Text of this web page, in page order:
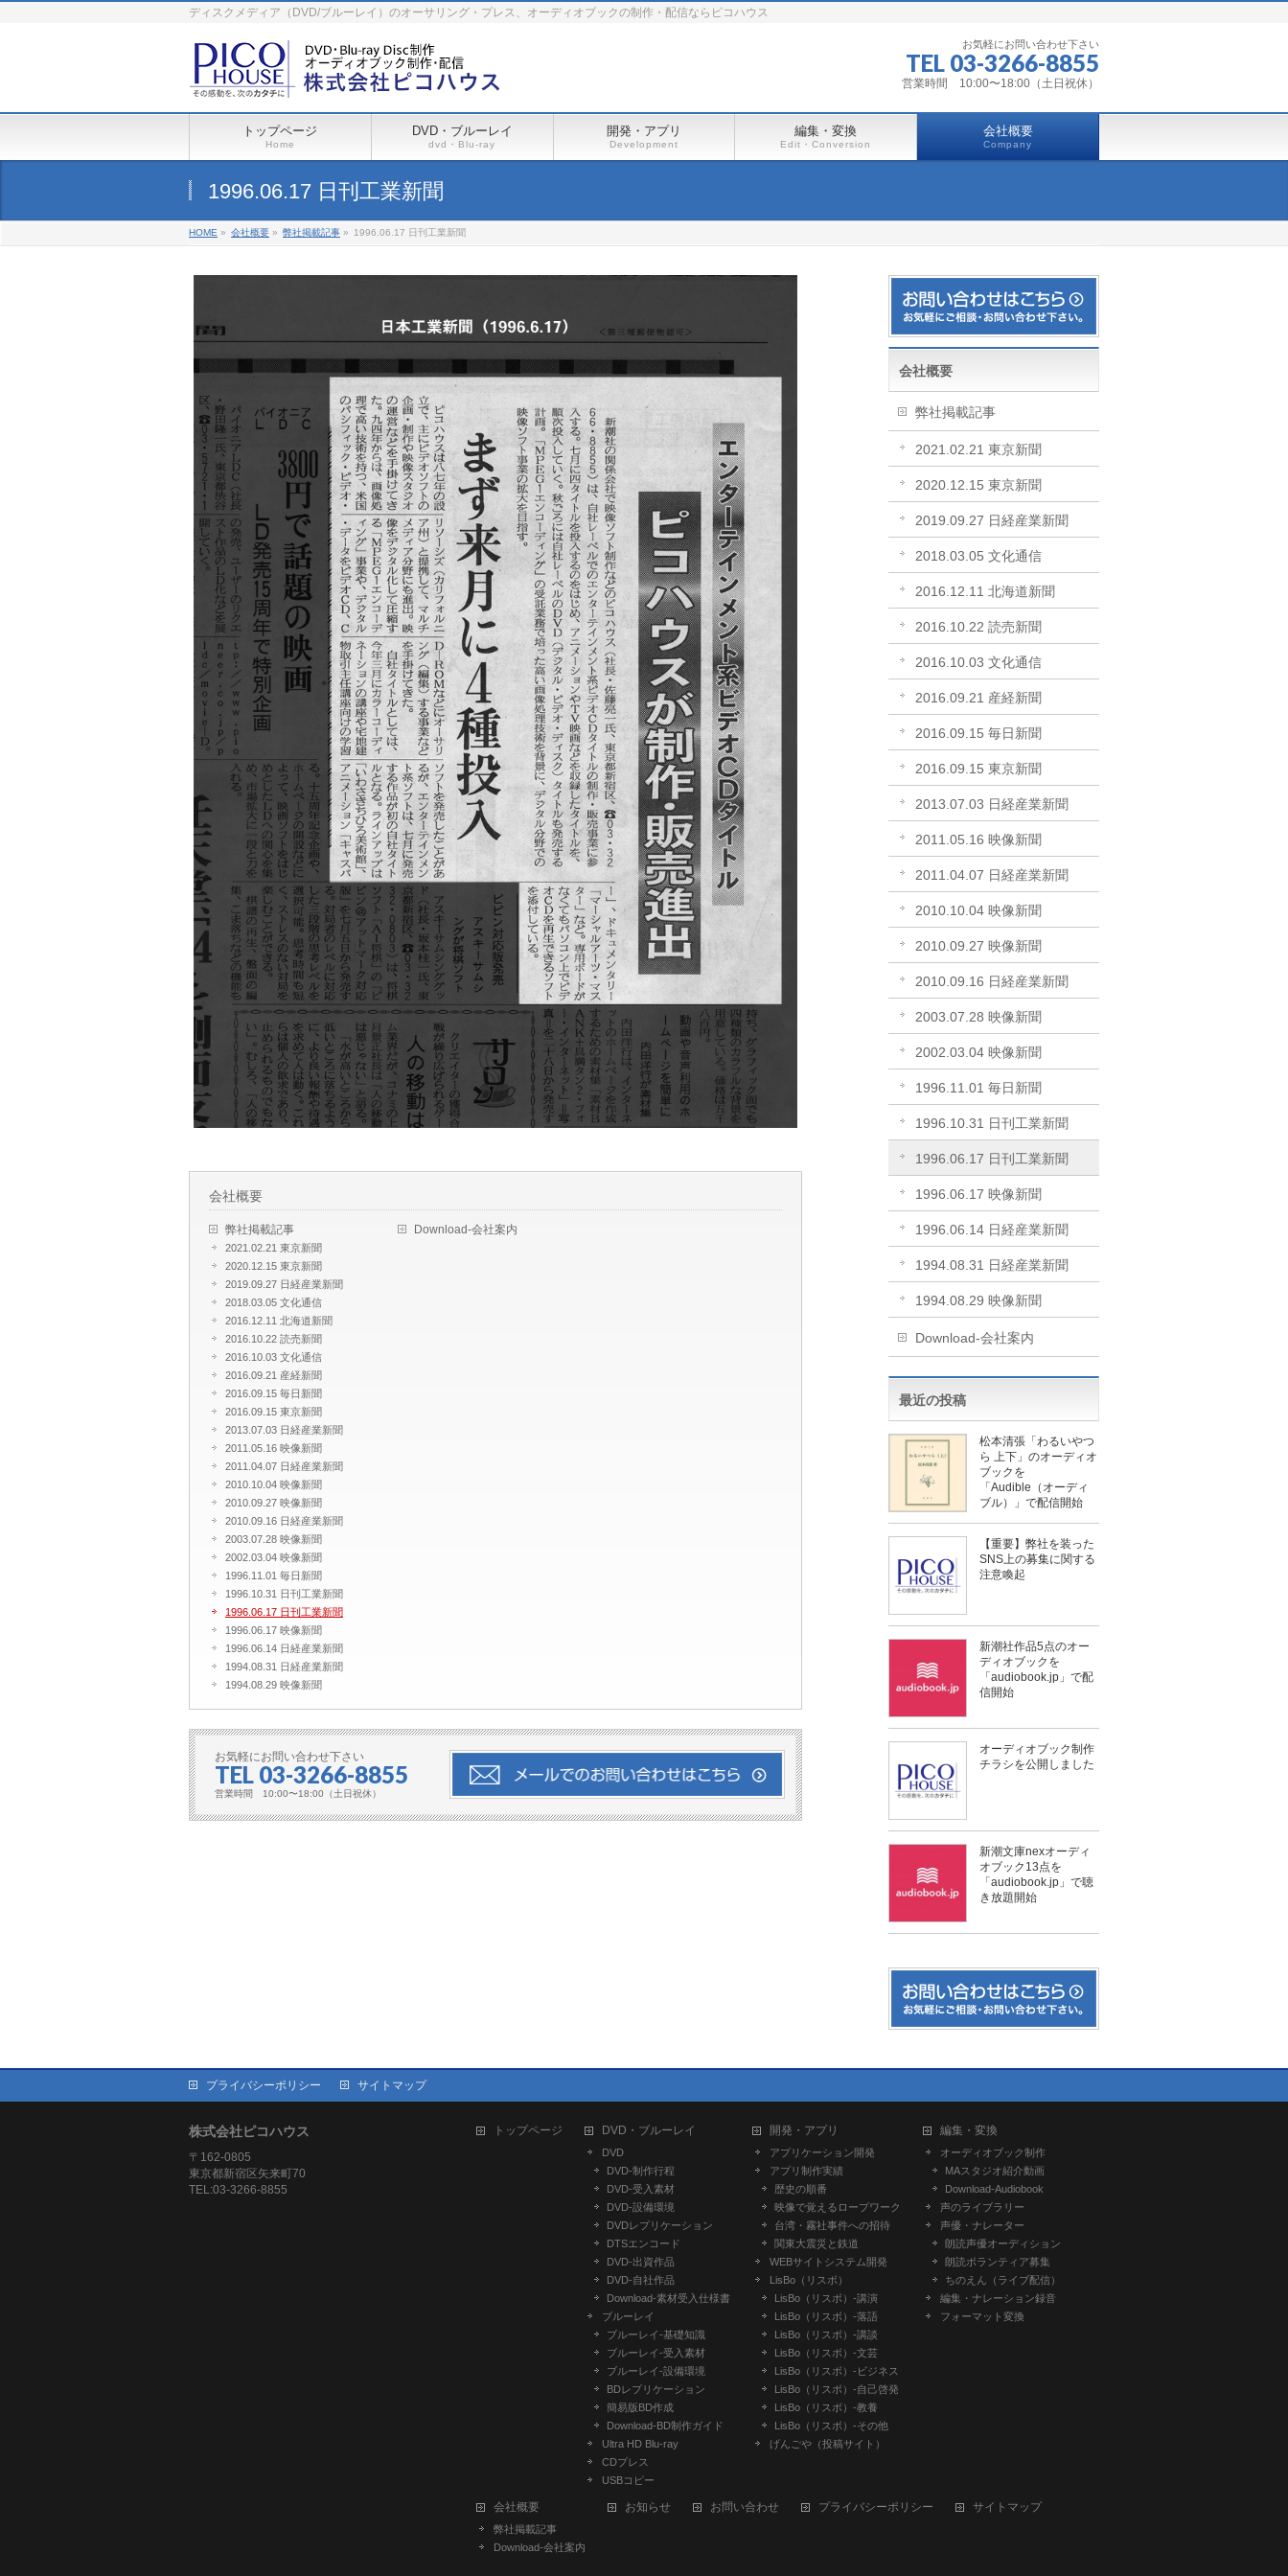
ディスクメディア（DVD/ブルーレイ）のオーサリング・プレス、オーディオブックの制作・配信ならピコハウス
お気軽にお問い合わせ下さい
TEL 03-3266-8855
営業時間 10:00〜18:00（土日祝休）
トップページ
Home
DVD・ブルーレイ
dvd・Blu-ray
開発・アプリ
Development
編集・変換
Edit・Conversion
会社概要
Company
1996.06.17 日刊工業新聞
HOME » 会社概要 » 弊社掲載記事 » 1996.06.17 日刊工業新聞
会社概要
弊社掲載記事
2021.02.21 東京新聞
2020.12.15 東京新聞
2019.09.27 日経産業新聞
2018.03.05 文化通信
2016.12.11 北海道新聞
2016.10.22 読売新聞
2016.10.03 文化通信
2016.09.21 産経新聞
2016.09.15 毎日新聞
2016.09.15 東京新聞
2013.07.03 日経産業新聞
2011.05.16 映像新聞
2011.04.07 日経産業新聞
2010.10.04 映像新聞
2010.09.27 映像新聞
2010.09.16 日経産業新聞
2003.07.28 映像新聞
2002.03.04 映像新聞
1996.11.01 毎日新聞
1996.10.31 日刊工業新聞
1996.06.17 日刊工業新聞
1996.06.17 映像新聞
1996.06.14 日経産業新聞
1994.08.31 日経産業新聞
1994.08.29 映像新聞
Download-会社案内
お気軽にお問い合わせ下さい
TEL 03-3266-8855
営業時間 10:00〜18:00（土日祝休）
会社概要
弊社掲載記事
2021.02.21 東京新聞
2020.12.15 東京新聞
2019.09.27 日経産業新聞
2018.03.05 文化通信
2016.12.11 北海道新聞
2016.10.22 読売新聞
2016.10.03 文化通信
2016.09.21 産経新聞
2016.09.15 毎日新聞
2016.09.15 東京新聞
2013.07.03 日経産業新聞
2011.05.16 映像新聞
2011.04.07 日経産業新聞
2010.10.04 映像新聞
2010.09.27 映像新聞
2010.09.16 日経産業新聞
2003.07.28 映像新聞
2002.03.04 映像新聞
1996.11.01 毎日新聞
1996.10.31 日刊工業新聞
1996.06.17 日刊工業新聞
1996.06.17 映像新聞
1996.06.14 日経産業新聞
1994.08.31 日経産業新聞
1994.08.29 映像新聞
Download-会社案内
最近の投稿
松本清張「わるいやつ
ら 上下」のオーディオ
ブックを
「Audible（オーディ
ブル）」で配信開始
【重要】弊社を装った
SNS上の募集に関する
注意喚起
新潮社作品5点のオー
ディオブックを
「audiobook.jp」で配
信開始
オーディオブック制作
チラシを公開しました
新潮文庫nexオーディ
オブック13点を
「audiobook.jp」で聴
き放題開始
プライバシーポリシー サイトマップ
株式会社ピコハウス
〒162-0805
東京都新宿区矢来町70
TEL:03-3266-8855
トップページ DVD・ブルーレイ
DVD
DVD-制作行程
DVD-受入素材
DVD-設備環境
DVDレプリケーション
DTSエンコード
DVD-出資作品
DVD-自社作品
​Download-素材受入仕様書
ブルーレイ
ブルーレイ-基礎知識
ブルーレイ-受入素材
ブルーレイ-設備環境
BDレプリケーション
簡易版BD作成
​Download-BD制作ガイド
Ultra HD Blu-ray
CDプレス
USBコピー
開発・アプリ
アプリケーション開発
アプリ制作実績
歴史の順番
映像で覚えるロープワーク
台湾・霧社事件への招待
関東大震災と鉄道
WEBサイトシステム開発
LisBo（リスボ）
LisBo（リスボ）-講演
LisBo（リスボ）-落語
LisBo（リスボ）-講談
LisBo（リスボ）-文芸
LisBo（リスボ）-ビジネス
LisBo（リスボ）-自己啓発
LisBo（リスボ）-教養
LisBo（リスボ）-その他
げんごや（投稿サイト）
編集・変換
オーディオブック制作
MAスタジオ紹介動画
Download-Audiobook
声のライブラリー
声優・ナレーター
朗読声優オーディション
朗読ボランティア募集
ちのえん（ライブ配信）
編集・ナレーション録音
フォーマット変換
会社概要
弊社掲載記事
Download-会社案内
お知らせ お問い合わせ プライバシーポリシー サイトマップ